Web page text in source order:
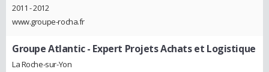
2011 - 2012
www.groupe-rocha.fr
Groupe Atlantic- Expert Projets Achats et Logistique
La Roche-sur-Yon